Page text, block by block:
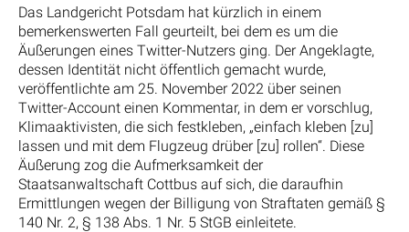
Das Landgericht Potsdam hat kürzlich in einem
bemerkenswerten Fall geurteilt, bei dem es um die
Äußerungen eines Twitter-Nutzers ging. Der Angeklagte,
dessen Identität nicht öffentlich gemacht wurde,
veröffentlichte am 25. November 2022 über seinen
Twitter-Account einen Kommentar, in dem er vorschlug,
Klimaaktivisten, die sich festkleben, „einfach kleben [zu]
lassen und mit dem Flugzeug drüber [zu] rollen“. Diese
Äußerung zog die Aufmerksamkeit der
Staatsanwaltschaft Cottbus auf sich, die daraufhin
Ermittlungen wegen der Billigung von Straftaten gemäß §
140 Nr. 2, § 138 Abs. 1 Nr. 5 StGB einleitete.